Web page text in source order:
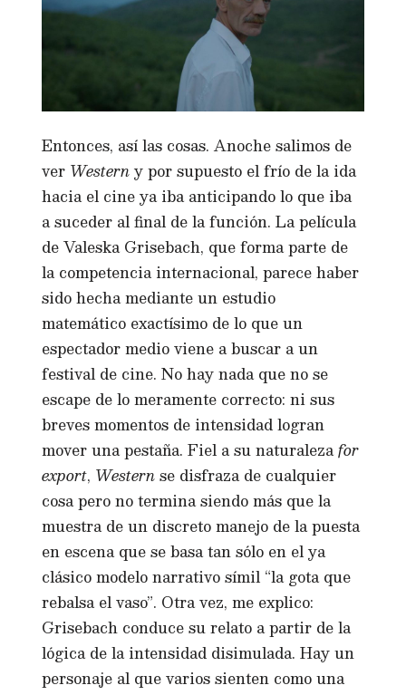
Entonces, así las cosas. Anoche salimos de
ver Westerny por supuesto el frío de la ida
hacia el cine ya iba anticipando lo que iba
a suceder al final de la función. La película
de Valeska Grisebach, que forma parte de
la competencia internacional, parece haber
sido hecha mediante un estudio
matemático exactísimo de lo que un
espectador medio viene a buscar a un
festival de cine. No hay nada que no se
escape de lo meramente correcto: ni sus
breves momentos de intensidad logran
mover una pestaña. Fiel a su naturalezafor
export, Westernse disfraza de cualquier
cosa pero no termina siendo más que la
muestra de un discreto manejo de la puesta
en escena que se basa tan sólo en el ya
clásico modelo narrativo símil “la gota que
rebalsa el vaso”. Otra vez, me explico:
Grisebach conduce su relato a partir de la
lógica de la intensidad disimulada. Hay un
personaje al que varios sienten como una